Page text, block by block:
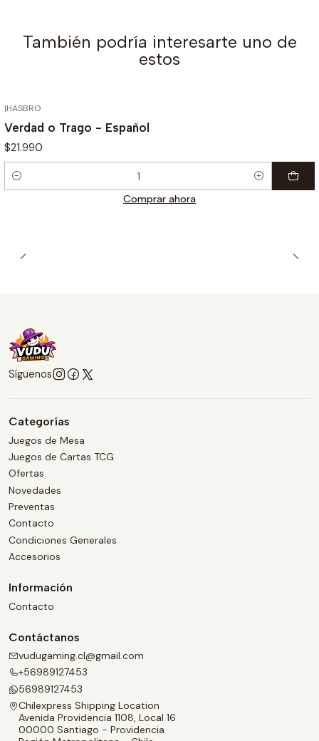
También podría interesarte uno de
estos
|HASBRO
Verdad o Trago - Español
$21.990
Cantidad
Comprar ahora
Síguenos
Categorías
Juegos de Mesa
Juegos de Cartas TCG
Ofertas
Novedades
Preventas
Contacto
Condiciones Generales
Accesorios
Información
Contacto
Contáctanos
vudugaming.cl@gmail.com
+56989127453
56989127453
Chilexpress Shipping Location
Avenida Providencia 1108, Local 16
00000 Santiago - Providencia